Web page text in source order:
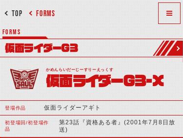
FORMS
TOP
FORMS
仮面ライダーG3
かめんらいだーじーすりーえっくす
仮面ライダーG3-X
登場作品 仮面ライダーアギト
初登場回/初登場作
品
第23話『資格ある者』(2001年7月8日放
送)